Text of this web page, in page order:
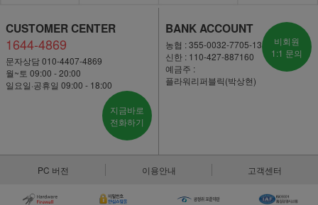
CUSTOMER CENTER
1644-4869
문자상담 010-4407-4869
월~토 09:00 - 20:00
일요일·공휴일 09:00 - 18:00
지금바로
전화하기
BANK ACCOUNT
농협 : 355-0032-7705-13
신한 : 110-427-887160
예금주 :
플라워리퍼블릭(박상현)
비회원
1:1 문의
PC 버전 이용안내 고객센터